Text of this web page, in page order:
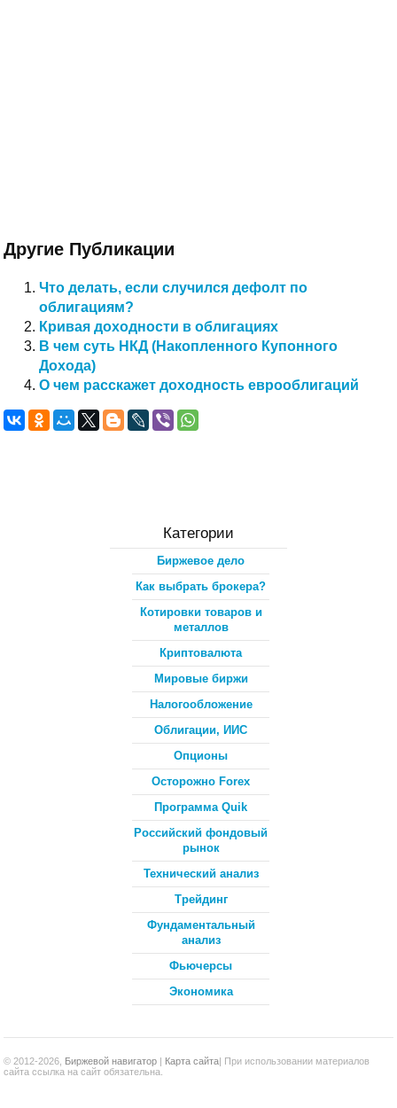
Другие Публикации
Что делать, если случился дефолт по
облигациям?
Кривая доходности в облигациях
В чем суть НКД (Накопленного Купонного
Дохода)
О чем расскажет доходность еврооблигаций
Категории
Биржевое дело
Как выбрать брокера?
Котировки товаров и
металлов
Криптовалюта
Мировые биржи
Налогообложение
Облигации, ИИС
Опционы
Осторожно Forex
Программа Quik
Российский фондовый
рынок
Технический анализ
Трейдинг
Фундаментальный
анализ
Фьючерсы
Экономика
© 2012-2026, Биржевой навигатор | Карта сайта| При использовании материалов
сайта ссылка на сайт обязательна.